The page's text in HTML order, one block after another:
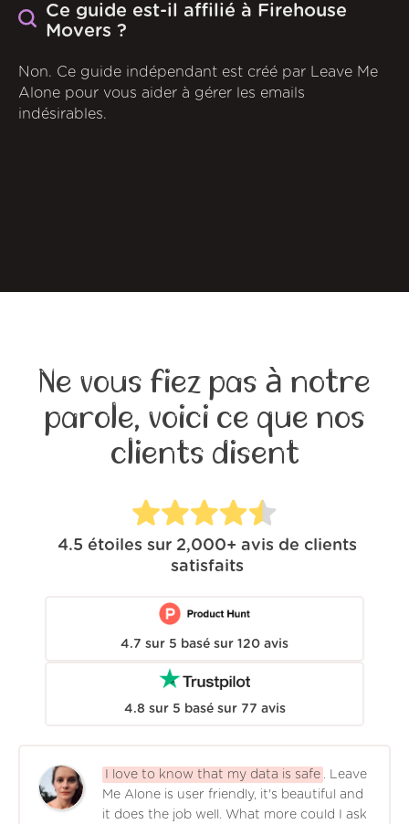
Ce guide est-il affilié à Firehouse
Movers ?
Non. Ce guide indépendant est créé par Leave Me
Alone pour vous aider à gérer les emails
indésirables.
Ne vous fiez pas à notre
parole, voici ce que nos
clients disent
4.5 étoiles sur 2,000+ avis de clients
satisfaits
4.7 sur 5 basé sur 120 avis
4.8 sur 5 basé sur 77 avis
I love to know that my data is safe . Leave
Me Alone is user friendly, it's beautiful and
it does the job well. What more could I ask